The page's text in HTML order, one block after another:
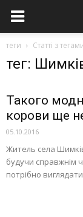
теги Статті з
тег:
Такого
корови ще
05.10.2016
Житель села
будучи справжнім
потрібно